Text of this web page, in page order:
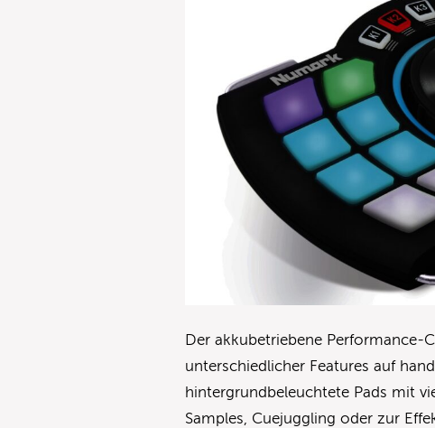
Der akkubetriebene Performance-
unterschiedlicher Features auf
hintergrundbeleuchtete Pads mit
Samples, Cuejuggling oder zur